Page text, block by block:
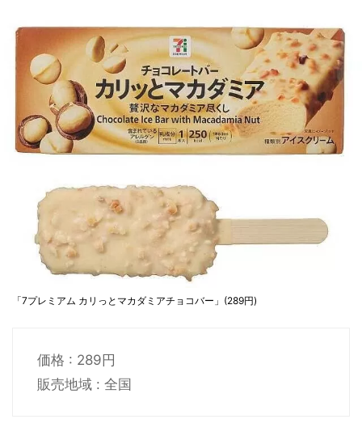
「7プレミアム カリっとマカダミアチョコバー」(289円)
価格 : 289円
販売地域 : 全国